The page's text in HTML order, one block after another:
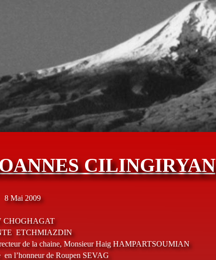
8 Mai 2009
CHOGHAGAT
ETCHMIAZDIN
de la chaine, Monsieur Haig HAMPARTSOUMIAN
en l’honneur de Roupen SEVAG
CILINGIRYAN